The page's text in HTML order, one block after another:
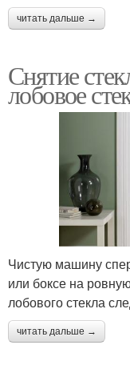
читать дальше →
Снятие
лобовое
Чистую машину
или боксе на
лобового стекла
читать дальше →